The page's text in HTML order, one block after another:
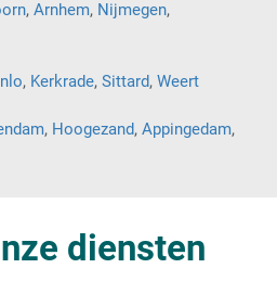
, Arnhem, Nijmegen,
, Kerkrade, Sittard, Weert
, Hoogezand, Appingedam,
diensten